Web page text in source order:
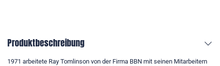
Produktbeschreibung
1971 arbeitete Ray Tomlinson von der Firma BBN mit seinen Mitarbeitern